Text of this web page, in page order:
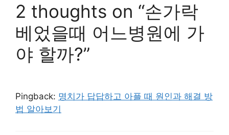
2 thoughts on “손가락
베었을때 어느병원에 가
야 할까?”
Pingback: 명치가 답답하고 아플 때 원인과 해결 방
법 알아보기